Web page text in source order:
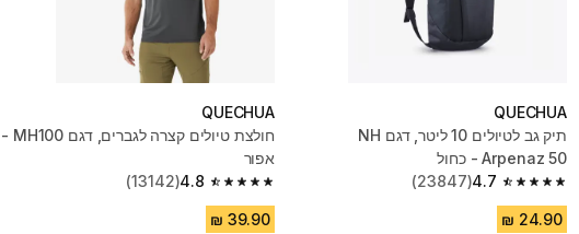
QUECHUA
תיק גב לטיולים 10 ליטר, דגם‏ NH
Arpenaz 50 - כחול
4.7
4.7 out of 5 stars from 23847 reviews
(23847)
QUECHUA
חולצת טיולים קצרה לגברים, דגם MH100 -
אפור
4.8
4.8 out of 5 stars from 13142 reviews
(13142)